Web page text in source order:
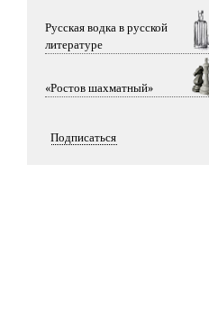
Русская водка в русской
литературе
«Ростов шахматный»
Подписаться